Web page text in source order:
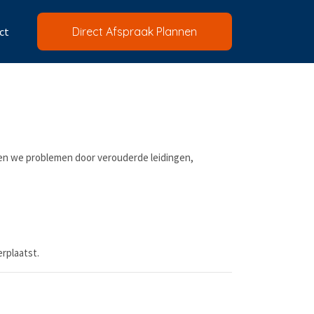
Direct Afspraak Plannen
we problemen door verouderde leidingen,